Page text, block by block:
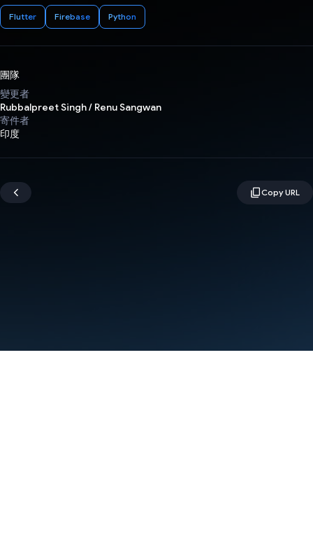
Flutter Firebase Python
團隊
變更者
Rubbalpreet Singh / Renu Sangwan
寄件者
印度